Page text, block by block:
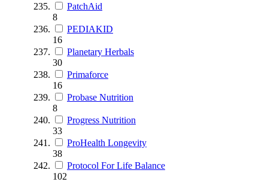
PatchAid
8
PEDIAKID
16
Planetary Herbals
30
Primaforce
16
Probase Nutrition
8
Progress Nutrition
33
ProHealth Longevity
38
Protocol For Life Balance
102